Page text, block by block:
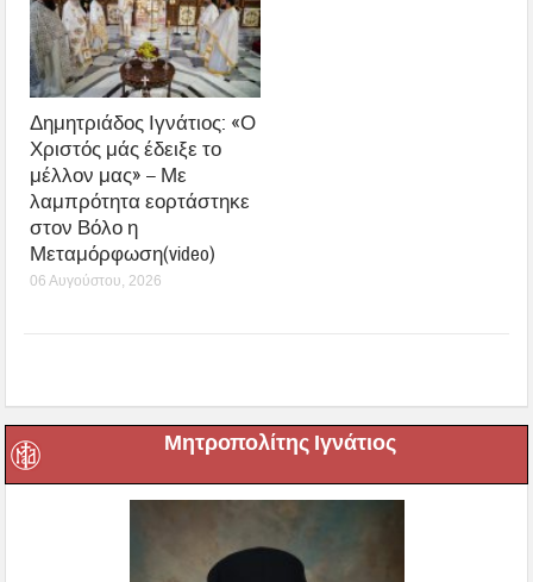
Δημητριάδος Ιγνάτιος: «Ο
Χριστός μάς έδειξε το
μέλλον μας» – Με
λαμπρότητα εορτάστηκε
στον Βόλο η
Μεταμόρφωση(video)
06 Αυγούστου, 2026
Μητροπολίτης Ιγνάτιος